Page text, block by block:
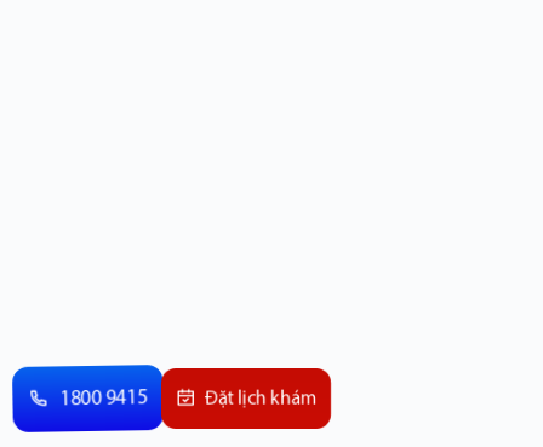
1800 9415 Đặt lịch khám